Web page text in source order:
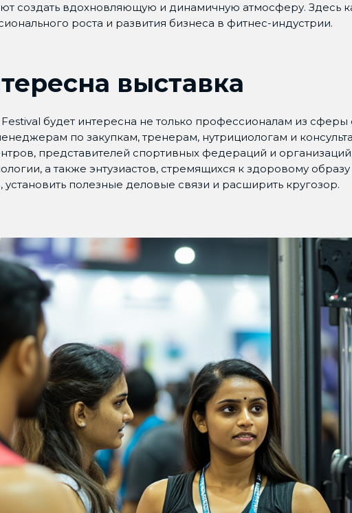
создать вдохновляющую и динамичную атмосферу. Здесь
роста и развития бизнеса в фитнес-индустрии.
выставка
будет интересна не только профессионалам из сферы
по закупкам, тренерам, нутрициологам и
представителей спортивных федераций и
а также энтузиастов, стремящихся к здоровому
полезные деловые связи и расширить кругозор.